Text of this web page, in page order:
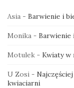
Asia - Barwienie i
Monika - Barwienie
Motulek - Kwiaty w
U Zosi -
kwiaciarni